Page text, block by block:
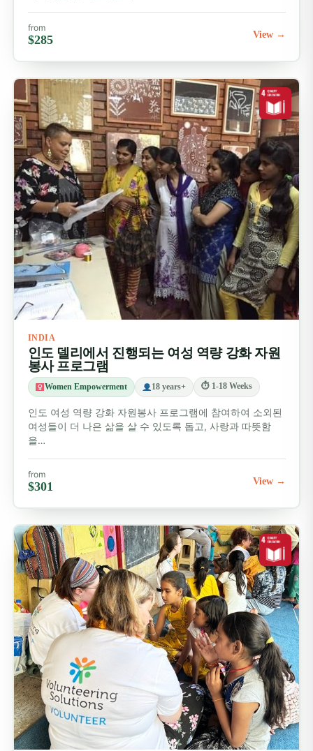
from
$285 View →
INDIA
인도 델리에서 진행되는 여성 역량 강화 자원
봉사 프로그램
Women Empowerment 18 years+ ⏱ 1-18 Weeks
인도 여성 역량 강화 자원봉사 프로그램에 참여하여 소외된
여성들이 더 나은 삶을 살 수 있도록 돕고, 사랑과 따뜻함
을…
from
$301 View →